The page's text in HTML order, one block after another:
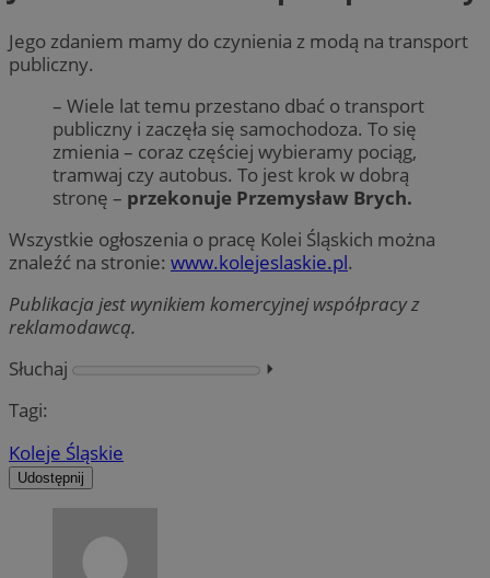
Jego zdaniem mamy do czynienia z modą na transport
publiczny.
– Wiele lat temu przestano dbać o transport
publiczny i zaczęła się samochodoza. To się
zmienia – coraz częściej wybieramy pociąg,
tramwaj czy autobus. To jest krok w dobrą
stronę – przekonuje Przemysław Brych.
Wszystkie ogłoszenia o pracę Kolei Śląskich można
znaleźć na stronie: www.kolejeslaskie.pl.
Publikacja jest wynikiem komercyjnej współpracy z
reklamodawcą.
Słuchaj
⏵︎
Tagi:
Koleje Śląskie
Udostępnij